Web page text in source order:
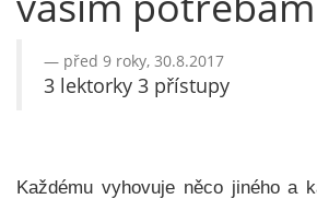
před 9 roky, 30.8.2017
3 lektorky 3 přístupy
Každému vyhovuje něco jiného a